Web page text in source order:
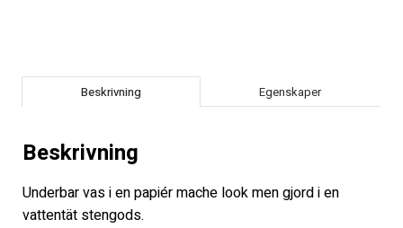
Beskrivning Egenskaper
Beskrivning
Underbar vas i en papiér mache look men gjord i en
vattentät stengods.